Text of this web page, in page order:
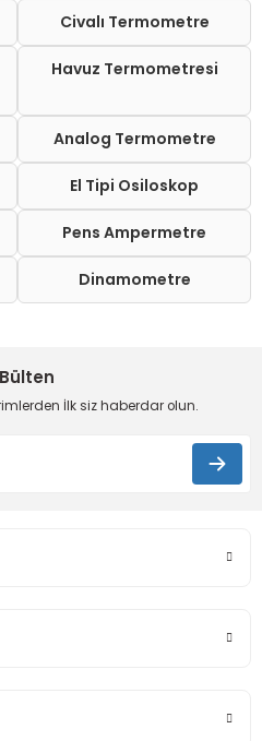
Civalı Termometre
Havuz Termometresi
Analog Termometre
El Tipi Osiloskop
Pens Ampermetre
Dinamometre
İlk siz haberdar olun.